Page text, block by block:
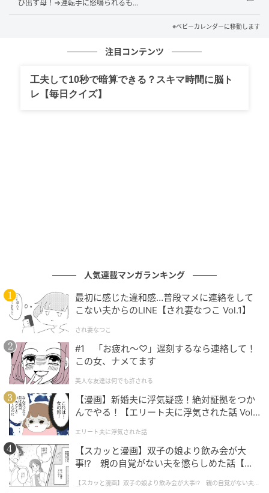
を収めるために「すみませんでした」と謝ることしか
できませんでした。その後、男性は吐き捨てるように
文句を言うと、そのまま店を出て行ったのでした。
「なんだったんだろうね……」。去りゆく男性の背中を
イラスト：森田家
※ベビーカレンダーが独自に実施したアンケートで集
めた読者様の体験談をもとに記事化しています（回答
時期：2026年5月）
ベビーカレンダー編集部
元記事で読む
クリエイター情報
ベビーカレンダー
ベビーカレンダーは妊娠・出産・育児の情報サイト
び出す母！⇒運転手に怒鳴られるも…
※ベビーカレンダーに移動します
注目コンテンツ
工夫して10秒で暗算できる？スキマ時間に脳ト
レ【毎日クイズ】
人気連載マンガランキング
最初に感じた違和感…普段マメに連絡をして
こない夫からのLINE【され妻なつこ Vol.1】
され妻なつこ
#1 「お疲れ〜♡」遅刻するなら連絡して！
この女、ナメてます
美人な友達は何でも許される
【漫画】新婚夫に浮気疑惑！絶対証拠をつか
んでやる！【エリート夫に浮気された話 Vol.
エリート夫に浮気された話
【スカッと漫画】双子の娘より飲み会が大
事!? 親の自覚がない夫を懲らしめた話【第1
【スカッと漫画】双子の娘より飲み会が大事!? 親の自覚がない夫を
懲らしめた話